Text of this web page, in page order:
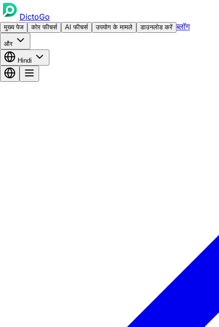
DictoGo
मुख्य पेज कोर फीचर्स AI फीचर्स उपयोग के मामले डाउनलोड करें ब्लॉग
और
Hindi